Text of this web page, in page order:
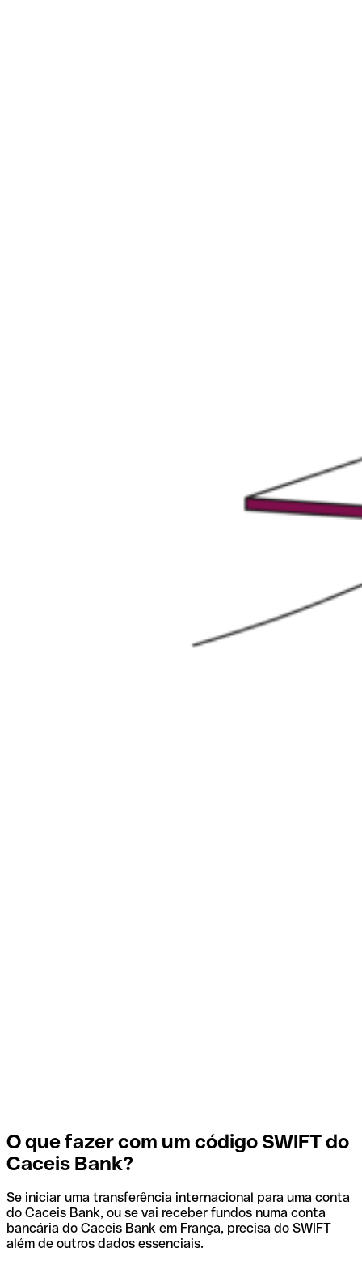
O que fazer com um código SWIFT do
Caceis Bank?
Se iniciar uma transferência internacional para uma conta
do Caceis Bank, ou se vai receber fundos numa conta
bancária do Caceis Bank em França, precisa do SWIFT
além de outros dados essenciais.